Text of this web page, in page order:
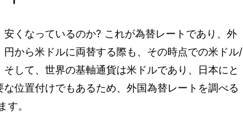
くなっているのか? これが為替レートであり、外
から米ドルに両替する際も、その時点での米ドル/
して、世界の基軸通貨は米ドルであり、日本にと
位置付けでもあるため、外国為替レートを調べる
す。